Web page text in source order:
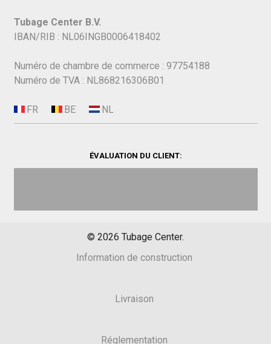
Tubage Center B.V.
IBAN/RIB : NL06INGB0006418402
Numéro de chambre de commerce : 97754188
Numéro de TVA : NL868216306B01
ÉVALUATION DU CLIENT:
© 2026 Tubage Center.
Information de construction
Livraison
Réglementation